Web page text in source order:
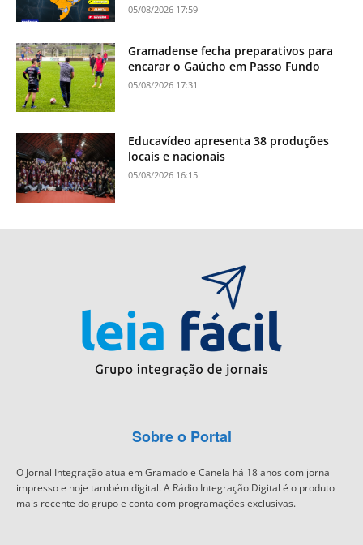
05/08/2026 17:59
Gramadense fecha preparativos para
encarar o Gaúcho em Passo Fundo
05/08/2026 17:31
Educavídeo apresenta 38 produções
locais e nacionais
05/08/2026 16:15
Sobre o Portal
O Jornal Integração atua em Gramado e Canela há 18 anos com jornal
impresso e hoje também digital. A Rádio Integração Digital é o produto
mais recente do grupo e conta com programações exclusivas.